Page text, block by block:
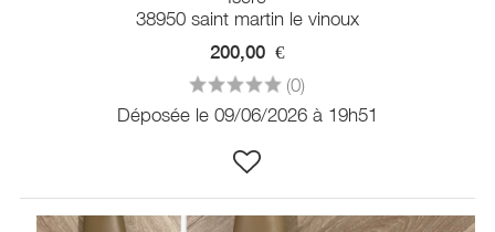
38950 saint martin le vinoux
200,00 €
(0)
Déposée le 09/06/2026 à 19h51